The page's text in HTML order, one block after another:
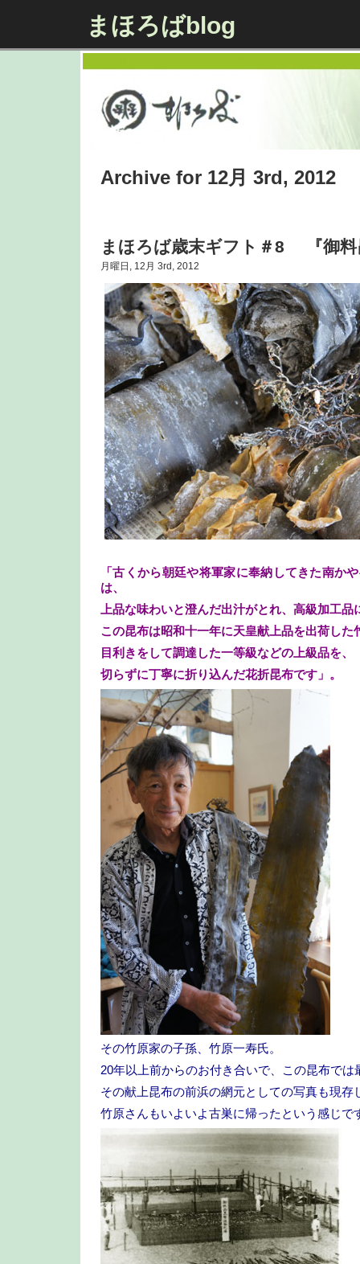
まほろばblog
Archive for 12月 3rd, 2012
まほろば歳末ギフト＃8 『御料
月曜日, 12月 3rd, 2012
「古くから朝廷や将軍家に奉納してきた南か
は、
上品な味わいと澄んだ出汁がとれ、高級加工
この昆布は昭和十一年に天皇献上品を出荷した
目利きをして調達した一等級などの上級品を、
切らずに丁寧に折り込んだ花折昆布です」。
その竹原家の子孫、竹原一寿氏。
20年以上前からのお付き合いで、この昆布では
その献上昆布の前浜の網元としての写真も現存
竹原さんもいよいよ古巣に帰ったという感じで